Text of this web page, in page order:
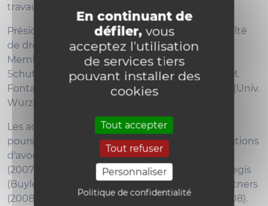
En continuant de
défiler,vous
acceptez l'utilisation
de services tiers
pouvant installer des
cookies
Tout accepter
Tout refuser
Personnaliser
Politique de confidentialité
travaux, est composé de :
Président : Prof. J.-L. Renchon, Doyen de la Faculté
de droit
Membres : Prof. B. Dubuisson, J.-Y. Carlier, O. De
Schutter, M. Fallon, M. Wathelet, Ph. Maystadt, M.
Fontaine, H. Muir Watt (Univ. Paris I), O. Remien (Univ.
Würzburg).
Les activités de la Chaire ont été à l'origine
poursuivie en partenariat avec plusieurs associations
d'avocats, à savoir les cabinets Dal & Veldekens
(2007-2008), De Wolf & Partners (2007-2008), Elegis
(Buyle, Dieryck, Maingain) (2007), Philippe & Partners
(2008), ainsi que les Editions Bruylant (2007-2008).